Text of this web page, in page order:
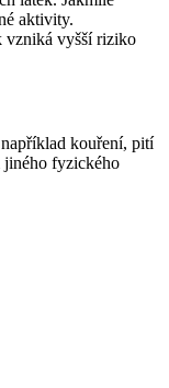
aktivity.
vzniká vyšší riziko
například kouření, pití
jiného fyzického